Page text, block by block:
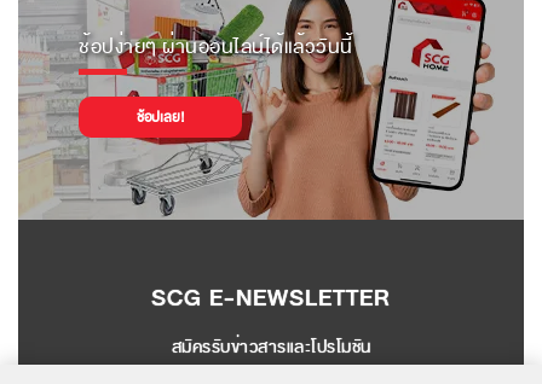
ช้อปง่ายๆ ผ่านออนไลน์ได้แล้ววันนี้
ช้อปเลย!
SCG E-NEWSLETTER
สมัครรับข่าวสารและโปรโมชัน